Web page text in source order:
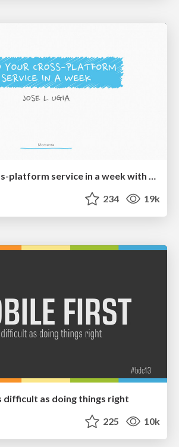
Build your cross-platform service in a week with App Engine
234 19k
difficult as doing things right
225 10k